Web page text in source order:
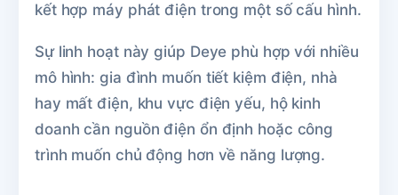
kết hợp máy phát điện trong một số cấu hình.
Sự linh hoạt này giúp Deye phù hợp với nhiều
mô hình: gia đình muốn tiết kiệm điện, nhà
hay mất điện, khu vực điện yếu, hộ kinh
doanh cần nguồn điện ổn định hoặc công
trình muốn chủ động hơn về năng lượng.